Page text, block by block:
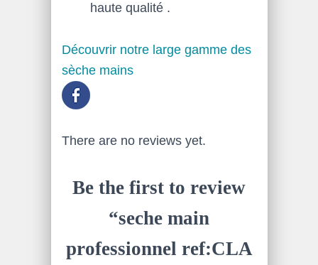
haute qualité .
Découvrir notre large gamme des
sèche mains
There are no reviews yet.
Be the first to review
“seche main
professionnel ref:CLA